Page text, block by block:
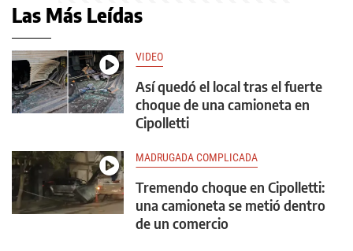
Las Más Leídas
VIDEO
Así quedó el local tras el fuerte
choque de una camioneta en
Cipolletti
MADRUGADA COMPLICADA
Tremendo choque en Cipolletti:
una camioneta se metió dentro
de un comercio